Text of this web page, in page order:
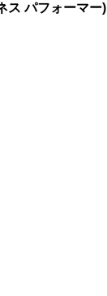
ス パフォーマー)